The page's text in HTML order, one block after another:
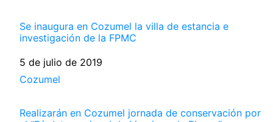
Se inaugura en Cozumel la villa de estancia e
investigación de la FPMC
Fecha
5 de julio de 2019
Respecto a
Cozumel
Realizarán en Cozumel jornada de conservación por